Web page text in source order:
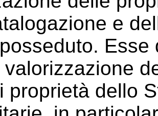
e
proprietà dello